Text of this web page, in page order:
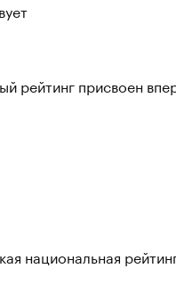
рейтинг присвоен
национальная